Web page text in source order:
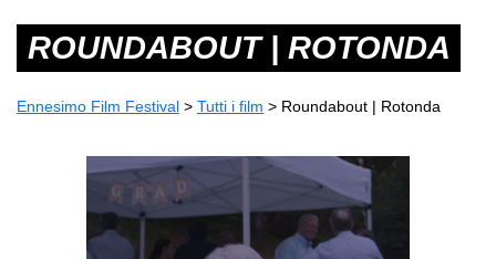
ROUNDABOUT | ROTONDA
Ennesimo Film Festival > Tutti i film > Roundabout | Rotonda